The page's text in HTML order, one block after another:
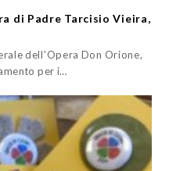
di Padre Tarcisio Vieira,
dell'Opera Don Orione,
per i…